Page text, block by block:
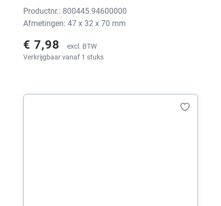
Productnr.: 800445.94600000
Afmetingen: 47 x 32 x 70 mm
€ 7,98
excl. BTW
Verkrijgbaar vanaf 1 stuks